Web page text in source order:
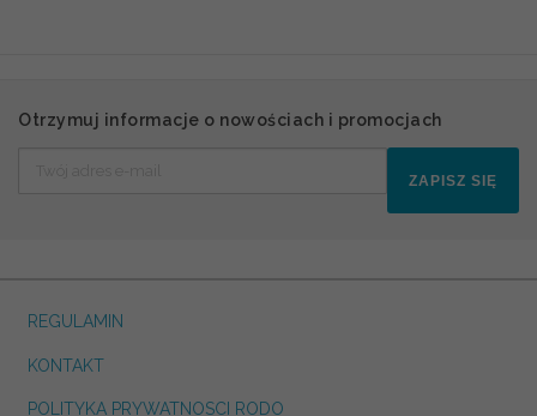
Otrzymuj informacje o nowościach i promocjach
ZAPISZ SIĘ
REGULAMIN
KONTAKT
POLITYKA PRYWATNOSCI RODO